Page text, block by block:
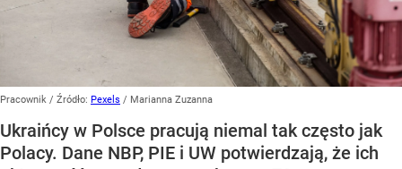
Pracownik / Źródło: Pexels / Marianna Zuzanna
Ukraińcy w Polsce pracują niemal tak często jak
Polacy. Dane NBP, PIE i UW potwierdzają, że ich